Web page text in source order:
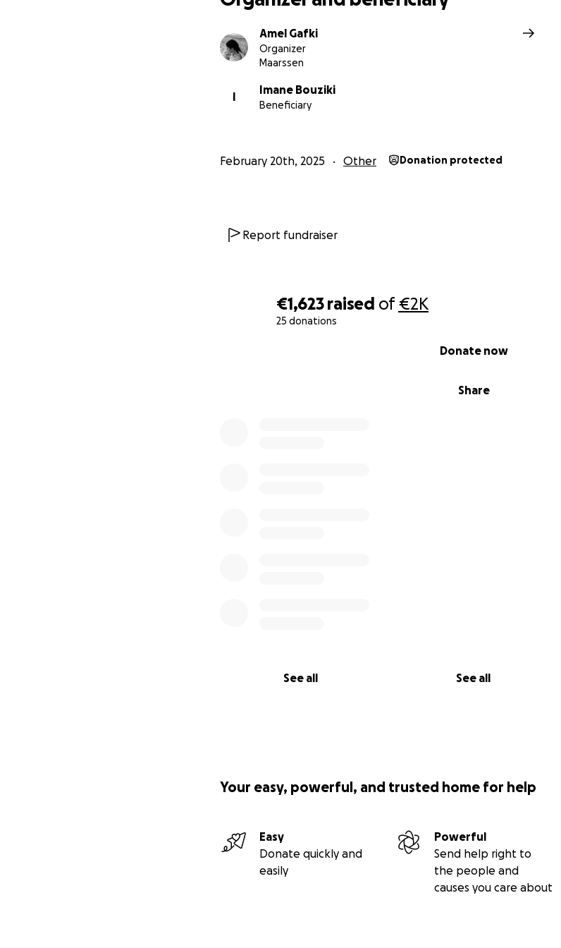
€1,623 raised of€2K
25 donations
Share
Donate now
See all See all
Amel Gafki
Organizer
Maarssen
I
Imane Bouziki
Beneficiary
February 20th, 2025 Other Donation protected
Report fundraiser
Your easy, powerful, and trusted home for help
Easy
Donate quickly and
easily
Powerful
Send help right to
the people and
causes you care about